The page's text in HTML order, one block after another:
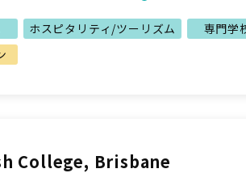
ホスピタリティ/ツーリズム 専門学
College, Brisbane